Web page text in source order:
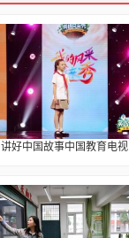
讲好中国故事中国教育电视